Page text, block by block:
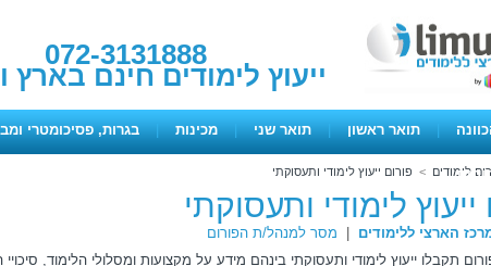
072-3131888
ייעוץ לימודים חינם בארץ
| תואר ראשון | תואר שני | מכינות | בגרות, פסיכומטרי
לימודים > פורום ייעוץ לימודי ותעסוקתי
ייעוץ לימודי ותעסוקתי
הארצי ללימודים
מסר למנהל/ת הפורום
תקבלו ייעוץ לימודי ותעסוקתי בינהם מידע על מקצועות ומסלולי הלימוד,